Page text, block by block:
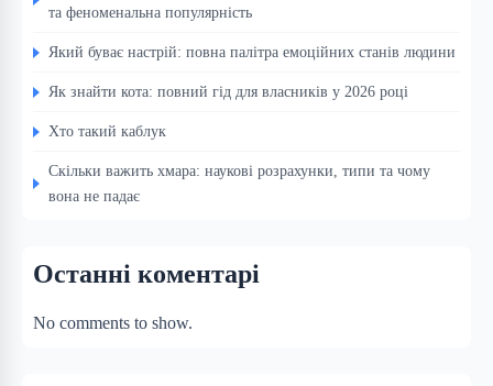
та феноменальна популярність
Який буває настрій: повна палітра емоційних станів людини
Як знайти кота: повний гід для власників у 2026 році
Хто такий каблук
Скільки важить хмара: наукові розрахунки, типи та чому
вона не падає
Останні коментарі
No comments to show.